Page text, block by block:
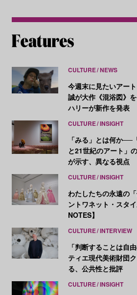
CULTURE NEWS
今週末に見たいアー
誠が大作《混浴図》
ハリーが新作を発表
CULTURE INSIGHT
「みる」とは何か
と21世紀のアート」
が示す、異なる視点
CULTURE INSIGHT
わたしたちの永遠の
ントワネット・スタ
NOTES】
CULTURE INTERVIEW
「判断することは自
ティエ現代美術財団
る、公共性と批評
CULTURE INSIGHT